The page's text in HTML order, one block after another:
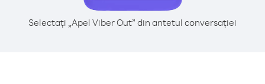
Selectați „Apel Viber Out” din antetul conversației